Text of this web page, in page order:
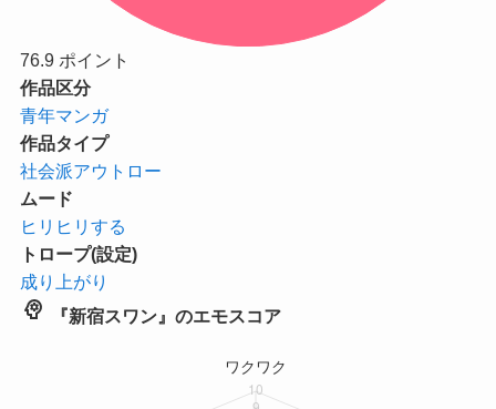
76.9 ポイント
作品区分
青年マンガ
作品タイプ
社会派アウトロー
ムード
ヒリヒリする
トロープ(設定)
成り上がり
psychology 『新宿スワン』のエモスコア